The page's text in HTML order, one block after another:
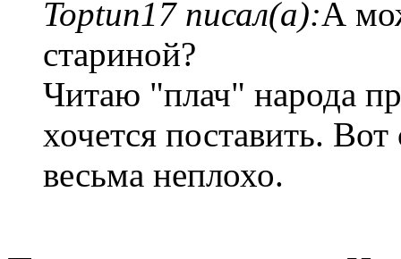
Toptun17 писал(а):А
стариной?
Читаю "плач" народа
хочется поставить.
весьма неплохо.